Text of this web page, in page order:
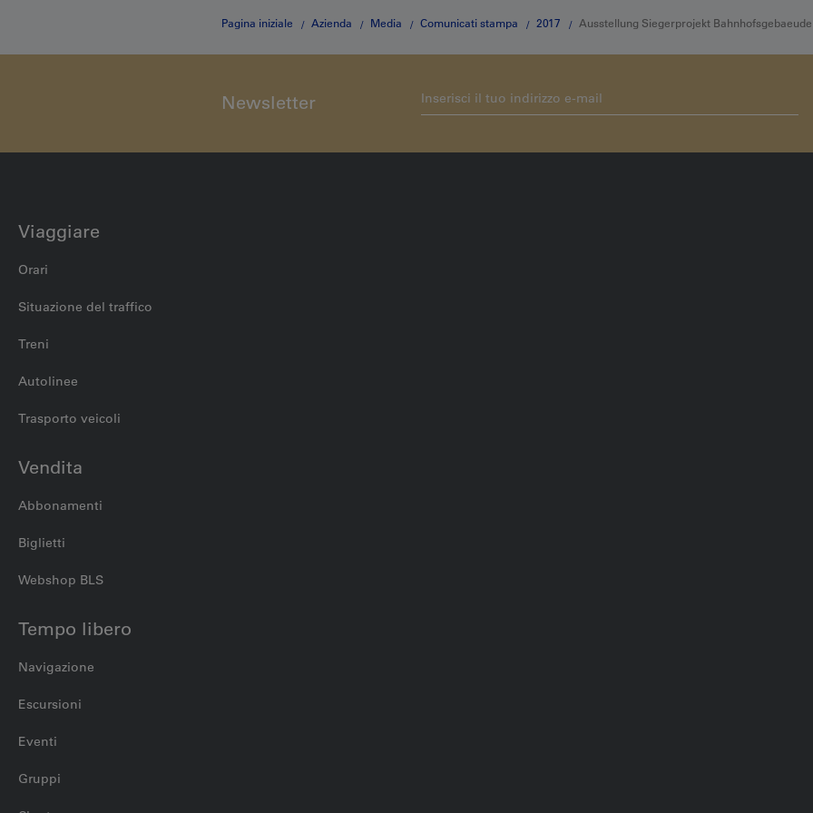
Pagina iniziale Azienda Media Comunicati stampa 2017 Ausstellung Siegerprojekt Bahnhofsgebaeude
Newsletter
Viaggiare
Orari
Situazione del traffico
Treni
Autolinee
Trasporto veicoli
Vendita
Abbonamenti
Biglietti
Webshop BLS
Tempo libero
Navigazione
Escursioni
Eventi
Gruppi